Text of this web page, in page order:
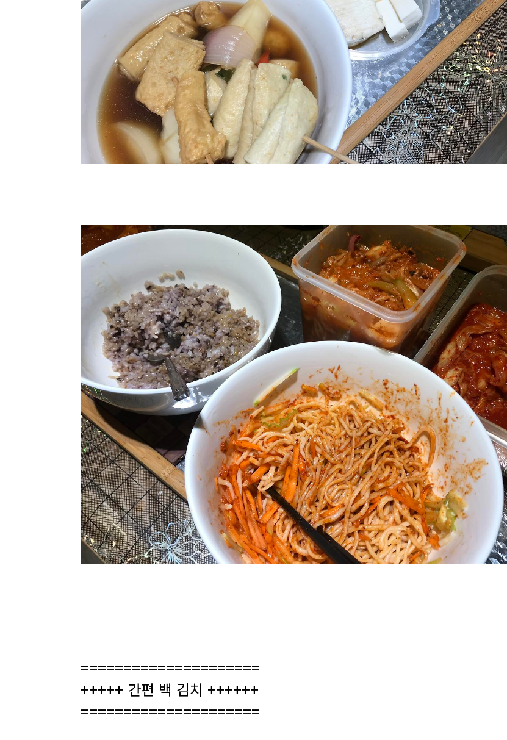
=====================
+++++ 간편 백 김치 ++++++
=====================